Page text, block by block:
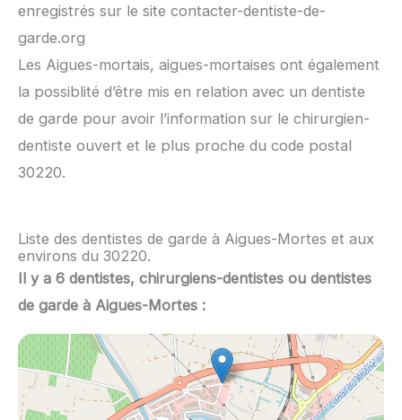
enregistrés sur le site contacter-dentiste-de-
garde.org
Les Aigues-mortais, aigues-mortaises ont également
la possiblité d’être mis en relation avec un dentiste
de garde pour avoir l’information sur le chirurgien-
dentiste ouvert et le plus proche du code postal
30220.
Liste des dentistes de garde à Aigues-Mortes et aux
environs du 30220.
Il y a 6 dentistes, chirurgiens-dentistes ou dentistes
de garde à Aigues-Mortes :